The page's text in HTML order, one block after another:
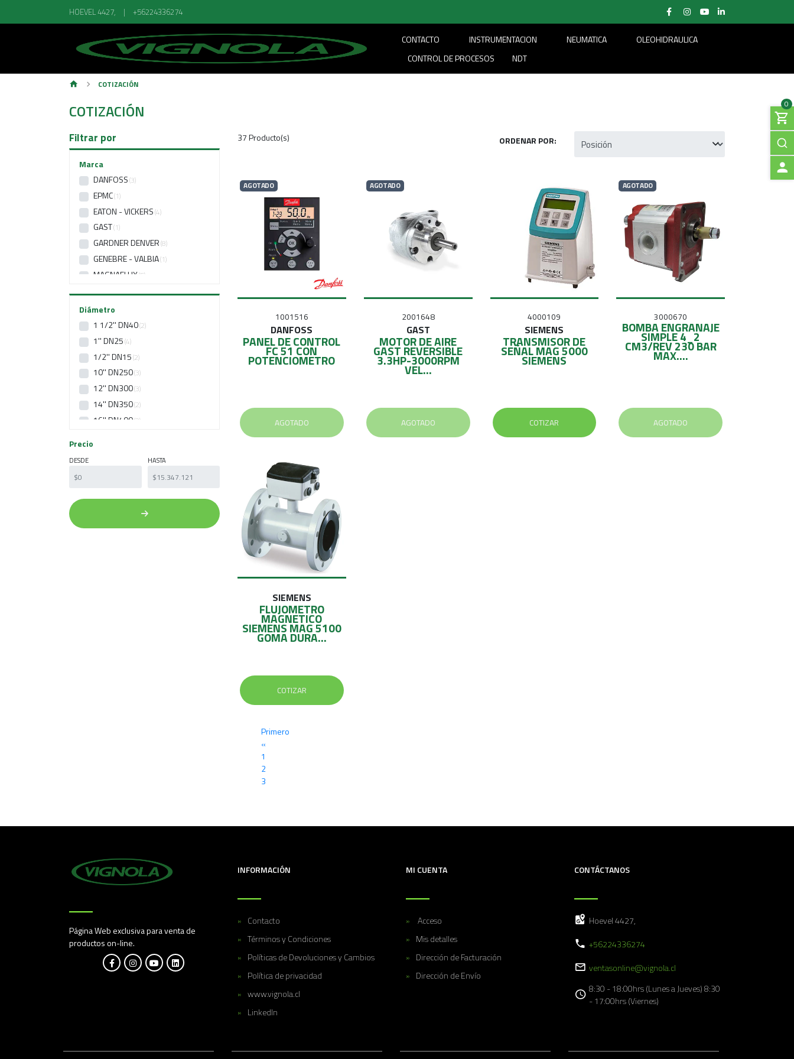
HOEVEL 4427, | +56224336274
CONTACTO INSTRUMENTACION NEUMATICA
OLEOHIDRAULICA
CONTROL DE PROCESOS
NDT
0
COTIZACIÓN
COTIZACIÓN
Filtrar por
Marca
DANFOSS 3
EPMC 1
EATON - VICKERS 4
GAST 1
GARDNER DENVER 8
GENEBRE - VALBIA 1
MAGNAFLUX 5
VICKERS
WINTERS INSTRUMENTS
Diámetro
1 1/2'' DN40 2
1'' DN25 4
1/2'' DN15 2
10'' DN250 3
12'' DN300 3
14'' DN350 2
16'' DN400 2
4'' DN100 4
6'' DN150 3
Precio
DESDE HASTA
37 Producto(s) ORDENAR POR:
AGOTADO
1001516
DANFOSS
PANEL DE CONTROL
FC 51 CON
POTENCIOMETRO
AGOTADO
AGOTADO
2001648
GAST
MOTOR DE AIRE
GAST REVERSIBLE
3.3HP-3000RPM
VEL...
AGOTADO
4000109
SIEMENS
TRANSMISOR DE
SEÑAL MAG 5000
SIEMENS
COTIZAR
AGOTADO
3000670
BOMBA ENGRANAJE
SIMPLE 4_2
CM3/REV 230 BAR
MAX....
AGOTADO
SIEMENS
FLUJOMETRO
MAGNETICO
SIEMENS MAG 5100
GOMA DURA...
COTIZAR
Primero
«
1
2
3
Página Web exclusiva para venta de
productos on-line.
INFORMACIÓN
Contacto
Términos y Condiciones
Políticas de Devoluciones y Cambios
Política de privacidad
www.vignola.cl
LinkedIn
MI CUENTA
Acceso
Mis detalles
Dirección de Facturación
Dirección de Envío
CONTÁCTANOS
Hoevel 4427,
+56224336274
ventasonline@vignola.cl
8:30 - 18:00hrs (Lunes a Jueves) 8:30
- 17:00hrs (Viernes)